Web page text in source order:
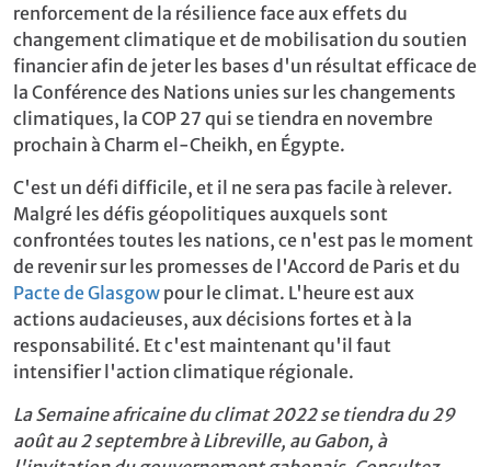
renforcement de la résilience face aux effets du
changement climatique et de mobilisation du soutien
financier afin de jeter les bases d'un résultat efficace de
la Conférence des Nations unies sur les changements
climatiques, la COP 27 qui se tiendra en novembre
prochain à Charm el-Cheikh, en Égypte.
C'est un défi difficile, et il ne sera pas facile à relever.
Malgré les défis géopolitiques auxquels sont
confrontées toutes les nations, ce n'est pas le moment
de revenir sur les promesses de l'Accord de Paris et du
Pacte de Glasgow pour le climat. L'heure est aux
actions audacieuses, aux décisions fortes et à la
responsabilité. Et c'est maintenant qu'il faut
intensifier l'action climatique régionale.
La Semaine africaine du climat 2022 se tiendra du 29
août au 2 septembre à Libreville, au Gabon, à